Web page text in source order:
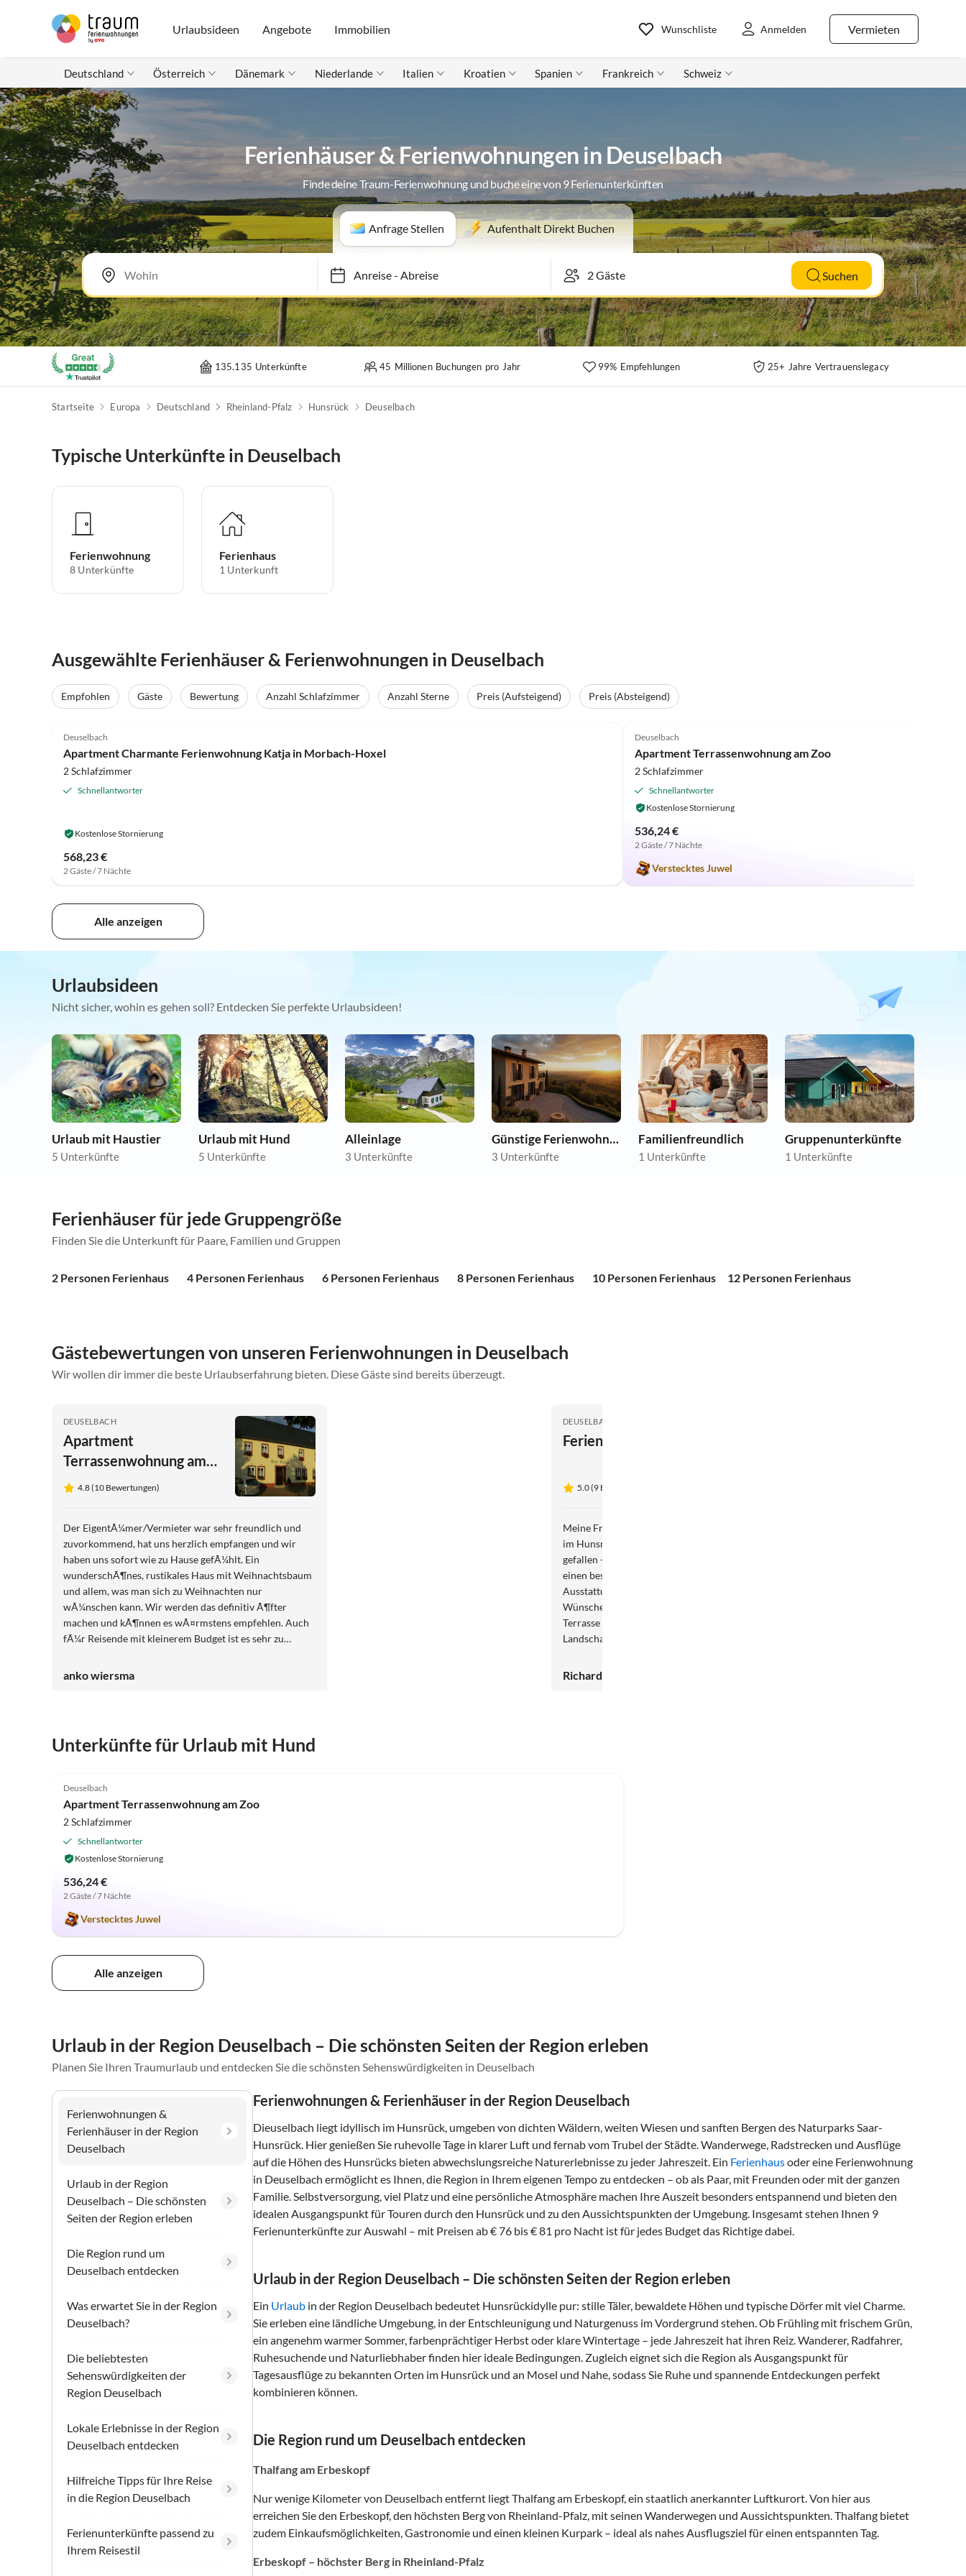
Urlaubsideen Angebote Immobilien Vermieten
Wunschliste Anmelden
Deutschland Österreich Dänemark Niederlande Italien Kroatien Spanien Frankreich Schweiz
Ferienhäuser & Ferienwohnungen in Deuselbach
Finde deine Traum-Ferienwohnung und buche eine von 9 Ferienunterkünften
Anfrage Stellen Aufenthalt Direkt Buchen
Anreise- Abreise Suchen
135.135 Unterkünfte 45 Millionen Buchungen pro Jahr 99% Empfehlungen 25+ Jahre Vertrauenslegacy
Startseite Europa Deutschland Rheinland-Pfalz Hunsrück Deuselbach
Typische Unterkünfte in Deuselbach
Ferienwohnung
8 Unterkünfte
Ferienhaus
1 Unterkunft
Ausgewählte Ferienhäuser & Ferienwohnungen in Deuselbach
Empfohlen Gäste Bewertung Anzahl Schlafzimmer Anzahl Sterne Preis (Aufsteigend)
Preis (Absteigend)
Deuselbach
Apartment Charmante Ferienwohnung Katja in Morbach-Hoxel
2 Schlafzimmer
Schnellantworter
Kostenlose Stornierung
568,23 €
2 Gäste / 7 Nächte
Deuselbach
Apartment Terrassenwohnung am Zoo
2 Schlafzimmer
Schnellantworter
Kostenlose Stornierung
536,24 €
2 Gäste / 7 Nächte
Verstecktes Juwel
Alle anzeigen
Urlaubsideen
Nicht sicher, wohin es gehen soll? Entdecken Sie perfekte Urlaubsideen!
Urlaub mit Haustier
5 Unterkünfte
Urlaub mit Hund
5 Unterkünfte
Alleinlage
3 Unterkünfte
Günstige Ferienwohnungen
3 Unterkünfte
Familienfreundlich
1 Unterkünfte
Gruppenunterkünfte
1 Unterkünfte
Ferienhäuser für jede Gruppengröße
Finden Sie die Unterkunft für Paare, Familien und Gruppen
2 Personen Ferienhaus 4 Personen Ferienhaus 6 Personen Ferienhaus 8 Personen Ferienhaus 10 Personen Ferienhaus 12 Personen Ferienhaus
Gästebewertungen von unseren Ferienwohnungen in Deuselbach
Wir wollen dir immer die beste Urlaubserfahrung bieten. Diese Gäste sind bereits überzeugt.
DEUSELBACH
Apartment
Terrassenwohnung am
Zoo4.8 (10 Bewertungen)
Der EigentÃ¼mer/Vermieter war sehr freundlich und
zuvorkommend, hat uns herzlich empfangen und wir
haben uns sofort wie zu Hause gefÃ¼hlt. Ein
wunderschÃ¶nes, rustikales Haus mit Weihnachtsbaum
und allem, was man sich zu Weihnachten nur
wÃ¼nschen kann. Wir werden das definitiv Ã¶fter
machen und kÃ¶nnen es wÃ¤rmstens empfehlen. Auch
fÃ¼r Reisende mit kleinerem Budget ist es sehr zu
werden gestellt.
anko wiersma
DEUSELBACH
Ferienwohnung Erna
5.0 (9 Bewertungen)
Meine Frau und ich waren nach Weihnachten einige Tage
im Hunsrück. Die Ferienwohnung hat uns sehr gut
gefallen - geräumig, gemütlich und das Blockhaus hat
einen besonderen Charme. Die hervorragende
Ausstattung in der Küche ließ beim Kochen keine
Wünsche offen. Die Lage und der Ausblick von der
Terrasse ist traumhaft und die winterlich weiße
Landschaft und die grasenden Galloway-Rinder waren
Wir haben uns sehr wohl gefühlt. Der Hunsrück mit dem
Richard B.
Unterkünfte für Urlaub mit Hund
Deuselbach
Apartment Terrassenwohnung am Zoo
2 Schlafzimmer
Schnellantworter
Kostenlose Stornierung
536,24 €
2 Gäste / 7 Nächte
Verstecktes Juwel
Alle anzeigen
Urlaub in der Region Deuselbach – Die schönsten Seiten der Region erleben
Planen Sie Ihren Traumurlaub und entdecken Sie die schönsten Sehenswürdigkeiten in Deuselbach
Ferienwohnungen &
Ferienhäuser in der Region
Deuselbach
Urlaub in der Region
Deuselbach – Die schönsten
Seiten der Region erleben
Die Region rund um
Deuselbach entdecken
Was erwartet Sie in der Region
Deuselbach?
Die beliebtesten
Sehenswürdigkeiten der
Region Deuselbach
Lokale Erlebnisse in der Region
Deuselbach entdecken
Hilfreiche Tipps für Ihre Reise
in die Region Deuselbach
Ferienunterkünfte passend zu
Ihrem Reisestil
Ferienwohnungen & Ferienhäuser in der Region Deuselbach
Dieuselbach liegt idyllisch im Hunsrück, umgeben von dichten Wäldern, weiten Wiesen und sanften Bergen des Naturparks Saar-
Hunsrück. Hier genießen Sie ruhevolle Tage in klarer Luft und fernab vom Trubel der Städte. Wanderwege, Radstrecken und Ausflüge
auf die Höhen des Hunsrücks bieten abwechslungsreiche Naturerlebnisse zu jeder Jahreszeit. Ein Ferienhausoder eine Ferienwohnung
in Deuselbach ermöglicht es Ihnen, die Region in Ihrem eigenen Tempo zu entdecken – ob als Paar, mit Freunden oder mit der ganzen
Familie. Selbstversorgung, viel Platz und eine persönliche Atmosphäre machen Ihre Auszeit besonders entspannend und bieten den
idealen Ausgangspunkt für Touren durch den Hunsrück und zu den Aussichtspunkten der Umgebung. Insgesamt stehen Ihnen 9
Ferienunterkünfte zur Auswahl – mit Preisen ab € 76 bis € 81 pro Nacht ist für jedes Budget das Richtige dabei.
Urlaub in der Region Deuselbach – Die schönsten Seiten der Region erleben
Ein Urlaub in der Region Deuselbach bedeutet Hunsrückidylle pur: stille Täler, bewaldete Höhen und typische Dörfer mit viel Charme.
Sie erleben eine ländliche Umgebung, in der Entschleunigung und Naturgenuss im Vordergrund stehen. Ob Frühling mit frischem Grün,
ein angenehm warmer Sommer, farbenprächtiger Herbst oder klare Wintertage – jede Jahreszeit hat ihren Reiz. Wanderer, Radfahrer,
Ruhesuchende und Naturliebhaber finden hier ideale Bedingungen. Zugleich eignet sich die Region als Ausgangspunkt für
Tagesausflüge zu bekannten Orten im Hunsrück und an Mosel und Nahe, sodass Sie Ruhe und spannende Entdeckungen perfekt
kombinieren können.
Die Region rund um Deuselbach entdecken
Thalfang am Erbeskopf
Nur wenige Kilometer von Deuselbach entfernt liegt Thalfang am Erbeskopf, ein staatlich anerkannter Luftkurort. Von hier aus
erreichen Sie den Erbeskopf, den höchsten Berg von Rheinland-Pfalz, mit seinen Wanderwegen und Aussichtspunkten. Thalfang bietet
zudem Einkaufsmöglichkeiten, Gastronomie und einen kleinen Kurpark – ideal als nahes Ausflugsziel für einen entspannten Tag.
Erbeskopf – höchster Berg in Rheinland-Pfalz